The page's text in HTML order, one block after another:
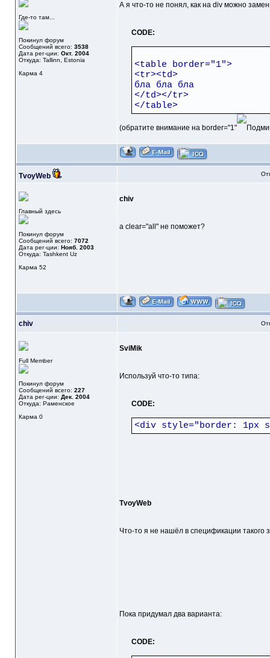
Где-то там...
Покинул форум
Сообщений всего: 3538
Дата рег-ции: Окт. 2004
Откуда: Tallinn, Estonia
Карма 4
А я что-то не понял, как на div можно
CODE:
<table border="1">
<tr><td>
бла бла бла
</td></tr>
</table>
(обратите внимание на border="1"
TvoyWeb
Главный здесь
Покинул форум
Сообщений всего: 7072
Дата рег-ции: Нояб. 2003
Откуда: Tashkent Uz
Карма 52
chiv
а clear="all" не поможет?
chiv
Full Member
Покинул форум
Сообщений всего: 227
Дата рег-ции: Дек. 2004
Откуда: Раменское
Карма 0
SviMik
Используй что-то типа:
CODE:
<div style="border: 1px
TvoyWeb
Что-то я не нашёл в спецификации
Пока придумал два варианта:
CODE: